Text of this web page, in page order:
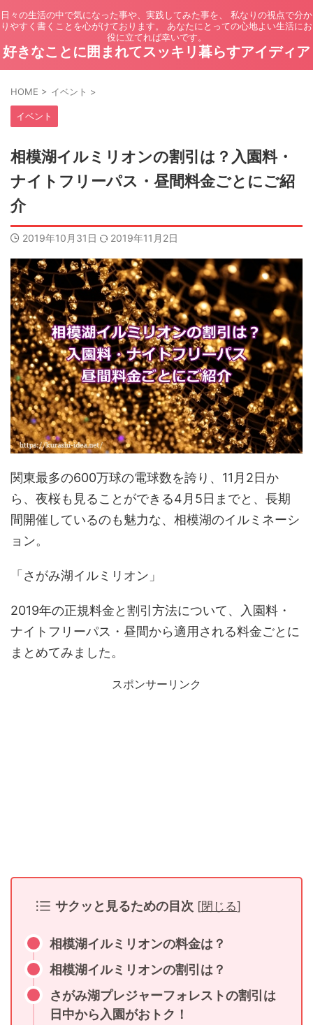
日々の生活の中で気になった事や、実践してみた事を、 私なりの視点で分か
りやすく書くことを心がけております。 あなたにとっての心地よい生活にお
役に立てれば幸いです。
好きなことに囲まれてスッキリ暮らすアイディア
HOME > イベント >
イベント
相模湖イルミリオンの割引は？入園料・
ナイトフリーパス・昼間料金ごとにご紹
介
2019年10月31日 2019年11月2日
関東最多の600万球の電球数を誇り、11月2日か
ら、夜桜も見ることができる4月5日までと、長期
間開催しているのも魅力な、相模湖のイルミネーシ
ョン。
「さがみ湖イルミリオン」
2019年の正規料金と割引方法について、入園料・
ナイトフリーパス・昼間から適用される料金ごとに
まとめてみました。
スポンサーリンク
サクッと見るための目次 [閉じる]
相模湖イルミリオンの料金は？
相模湖イルミリオンの割引は？
さがみ湖プレジャーフォレストの割引は
日中から入園がおトク！